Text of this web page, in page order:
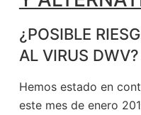
¿POSIBLE
AL VIRUS DWV?
Hemos estado en
este mes de enero